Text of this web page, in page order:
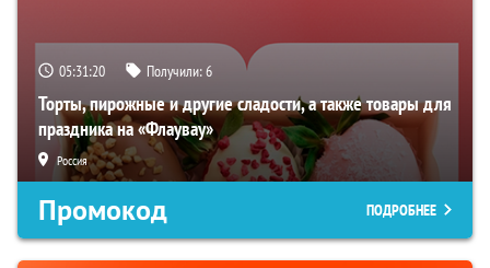
05:31:19 Получили:6
Торты, пирожные и другие сладости, а также товары для
праздника на «Флаувау»
Россия
Промокод ПОДРОБНЕЕ